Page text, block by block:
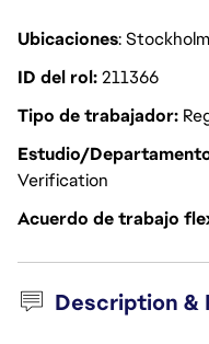
Ubicaciones:
ID del rol211366
Tipo de trabajador
Estudio/
Verification
Acuerdo de trabajo
Description &